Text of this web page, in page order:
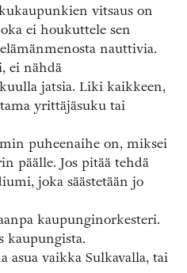
vitsaus on
ei houkuttele sen
nauttivia.
ei nähdä
jatsia. Liki kaikkeen,
yrittäjäsuku tai
puheenaihe on, miksei
päälle. Jos pitää tehdä
joka säästetään jo
kaupunginorkesteri.
kaupungista.
asua vaikka Sulkavalla, tai